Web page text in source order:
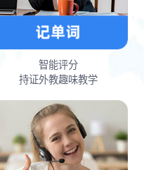
智能评分
持证外教趣味教学